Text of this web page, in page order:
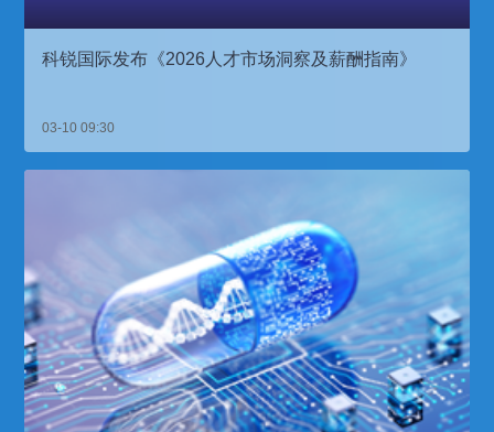
科锐国际发布《2026人才市场洞察及薪酬指南》
03-10 09:30